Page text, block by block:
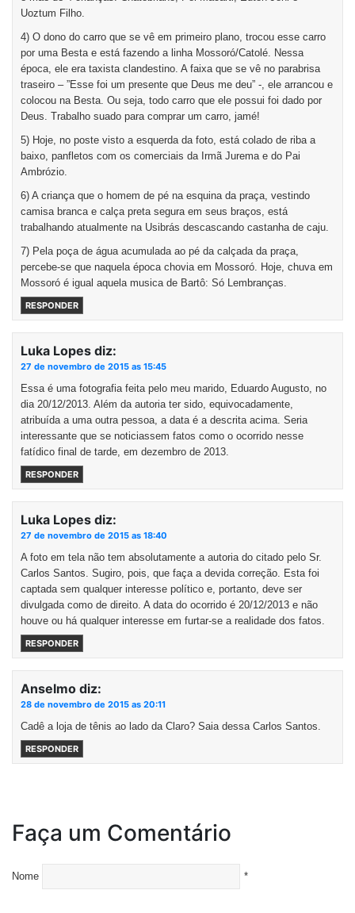
Uoztum Filho.
4) O dono do carro que se vê em primeiro plano, trocou esse carro
por uma Besta e está fazendo a linha Mossoró/Catolé. Nessa
época, ele era taxista clandestino. A faixa que se vê no parabrisa
traseiro – ”Esse foi um presente que Deus me deu” -, ele arrancou e
colocou na Besta. Ou seja, todo carro que ele possui foi dado por
Deus. Trabalho suado para comprar um carro, jamé!
5) Hoje, no poste visto a esquerda da foto, está colado de riba a
baixo, panfletos com os comerciais da Irmã Jurema e do Pai
Ambrózio.
6) A criança que o homem de pé na esquina da praça, vestindo
camisa branca e calça preta segura em seus braços, está
trabalhando atualmente na Usibrás descascando castanha de caju.
7) Pela poça de água acumulada ao pé da calçada da praça,
percebe-se que naquela época chovia em Mossoró. Hoje, chuva em
Mossoró é igual aquela musica de Bartô: Só Lembranças.
RESPONDER
Luka Lopes diz:
27 de novembro de 2015 as 15:45
Essa é uma fotografia feita pelo meu marido, Eduardo Augusto, no
dia 20/12/2013. Além da autoria ter sido, equivocadamente,
atribuída a uma outra pessoa, a data é a descrita acima. Seria
interessante que se noticiassem fatos como o ocorrido nesse
fatídico final de tarde, em dezembro de 2013.
RESPONDER
Luka Lopes diz:
27 de novembro de 2015 as 18:40
A foto em tela não tem absolutamente a autoria do citado pelo Sr.
Carlos Santos. Sugiro, pois, que faça a devida correção. Esta foi
captada sem qualquer interesse político e, portanto, deve ser
divulgada como de direito. A data do ocorrido é 20/12/2013 e não
houve ou há qualquer interesse em furtar-se a realidade dos fatos.
RESPONDER
Anselmo diz:
28 de novembro de 2015 as 20:11
Cadê a loja de tênis ao lado da Claro? Saia dessa Carlos Santos.
RESPONDER
Faça um Comentário
Nome *